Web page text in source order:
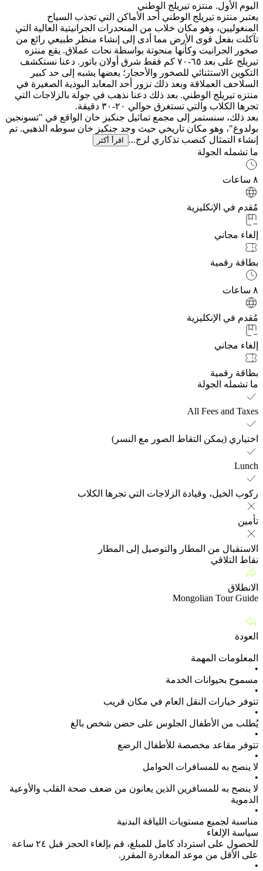
اليوم الأول. منتزه تيريلج الوطني
يعتبر منتزه تيريلج الوطني أحد الأماكن التي تجذب السياح
المنغوليين، وهو مكان خلاب من المنحدرات الجرانيتية العالية التي
تآكلت بفعل قوى الأرض مما أدى إلى إنشاء منظر طبيعي رائع من
صخور الجرانيت وكأنها منحوتة بواسطة نحات عملاق. يقع منتزه
تيريلج على بعد ٦٥-٧٠ كم فقط شرق أولان باتور. دعنا نستكشف
التكوين الاستثنائي للصخور والأحجار؛ بعضها يشبه إلى حد كبير
السلاحف العملاقة وبعد ذلك نزور أحد المعابد البوذية الصغيرة في
منتزه تيريلج الوطني. بعد ذلك دعنا نذهب في جولة بالزلاجات التي
تجرها الكلاب والتي تستغرق حوالي ٢٠-٣٠ دقيقة.
بعد ذلك، سنستمر إلى مجمع تماثيل جنكيز خان الواقع في "تسونجين
بولدوغ"، وهو مكان تاريخي حيث وجد جنكيز خان سوطه الذهبي. تم
إنشاء التمثال كنصب تذكاري لرج...
اقرأ أكثر
ما تشمله الجولة
٨ ساعات
مُقدم في الإنكليزية
إلغاء مجاني
بطاقة رقمية
٨ ساعات
مُقدم في الإنكليزية
إلغاء مجاني
بطاقة رقمية
ما تشمله الجولة
All Fees and Taxes
اختياري (يمكن التقاط الصور مع النسر)
Lunch
ركوب الخيل، وقيادة الزلاجات التي تجرها الكلاب
تأمين
الاستقبال من المطار والتوصيل إلى المطار
نقاط التلاقي
الانطلاق
Mongolian Tour Guide
العودة
المعلومات المهمة
•
مسموح بحيوانات الخدمة
•
تتوفر خيارات النقل العام في مكان قريب
•
يُطلب من الأطفال الجلوس على حضن شخص بالغ
•
تتوفر مقاعد مخصصة للأطفال الرضع
•
لا ينصح به للمسافرات الحوامل
•
لا ينصح به للمسافرين الذين يعانون من ضعف صحة القلب والأوعية
الدموية
•
مناسبة لجميع مستويات اللياقة البدنية
سياسة الإلغاء
للحصول على استرداد كامل للمبلغ، قم بإلغاء الحجز قبل ٢٤ ساعة
على الأقل من موعد المغادرة المقرر.
•